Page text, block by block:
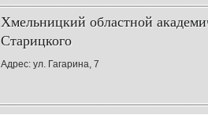
Хмельницкий областной
Старицкого
Адрес: ул. Гагарина, 7